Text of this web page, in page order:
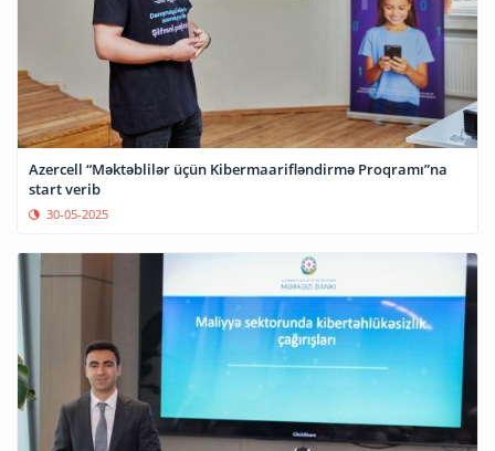
Azercell “Məktəblilər üçün Kibermaarifləndirmə Proqramı”na
start verib
30-05-2025